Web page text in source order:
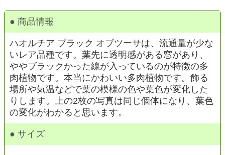
● 商品情報
ハオルチア ブラック オブツーサは、流通量が少な
いレア品種です。葉先に透明感がある窓があり、
ややブラックかった線が入っているのが特徴の多
肉植物です。本当にかわいい多肉植物です。飾る
場所や気温などで葉の模様の色や葉色が変化した
りします。上の2枚の写真は同じ個体になり、葉色
の変化がわかると思います。
● サイズ